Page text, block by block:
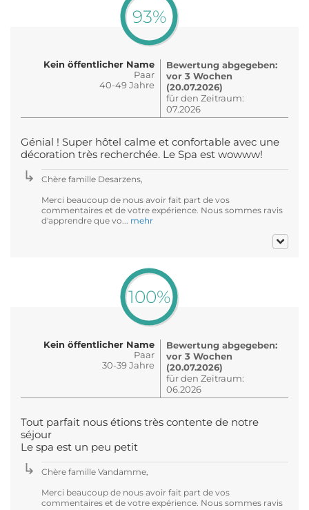
93%
Kein öffentlicher Name
Paar
40-49 Jahre
Bewertung abgegeben:
vor 3 Wochen
(20.07.2026)
für den Zeitraum:
07.2026
Génial ! Super hôtel calme et confortable avec une
décoration très recherchée. Le Spa est wowww!
Chère famille Desarzens,
Merci beaucoup de nous avoir fait part de vos
commentaires et de votre expérience. Nous sommes ravis
d'apprendre que vo... mehr
100%
Kein öffentlicher Name
Paar
30-39 Jahre
Bewertung abgegeben:
vor 3 Wochen
(20.07.2026)
für den Zeitraum:
06.2026
Tout parfait nous étions très contente de notre
séjour
Le spa est un peu petit
Chère famille Vandamme,
Merci beaucoup de nous avoir fait part de vos
commentaires et de votre expérience. Nous sommes ravis